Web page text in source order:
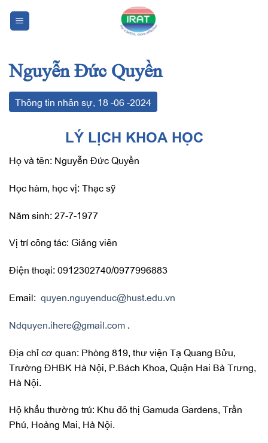
Nguyễn Đức Quyền
Thông tin nhân sự 18-06-2024
LÝ LỊCH KHOA HỌC
Họ và tên: Nguyễn Đức Quyền
Học hàm, học vị: Thạc sỹ
Năm sinh: 27-7-1977
Vị trí công tác: Giảng viên
Điện thoại: 0912302740/0977996883
Email: quyen.nguyenduc@hust.edu.vn
Ndquyen.ihere@gmail.com
Địa chỉ cơ quan: Phòng 819, thư viện Tạ Quang Bửu,
Trường ĐHBK Hà Nội, P.Bách Khoa, Quận Hai Bà Trưng,
Hà Nội.
Hộ khẩu thường trú: Khu đô thị Gamuda Gardens, Trần
Phú, Hoàng Mai, Hà Nội.